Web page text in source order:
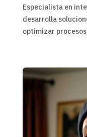
Especialista en
desarrolla
optimizar